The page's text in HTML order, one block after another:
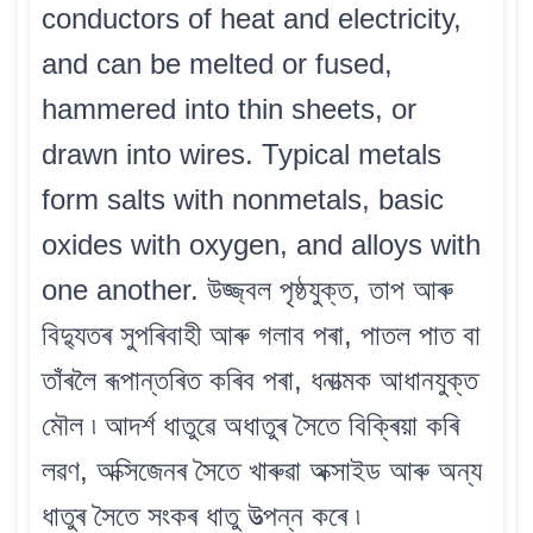
conductors of heat and electricity,
and can be melted or fused,
hammered into thin sheets, or
drawn into wires. Typical metals
form salts with nonmetals, basic
oxides with oxygen, and alloys with
one another. উজ্জ্বল পৃষ্ঠযুক্ত, তাপ আৰু
বিদ্যুতৰ সুপৰিবাহী আৰু গলাব পৰা, পাতল পাত বা
তাঁৰলৈ ৰূপান্তৰিত কৰিব পৰা, ধনাত্মক আধানযুক্ত
মৌল ৷ আদৰ্শ ধাতুৱে অধাতুৰ সৈতে বিক্ৰিয়া কৰি
লৱণ, অক্সিজেনৰ সৈতে খাৰুৱা অক্সাইড আৰু অন্য
ধাতুৰ সৈতে সংকৰ ধাতু উত্পন্ন কৰে ৷